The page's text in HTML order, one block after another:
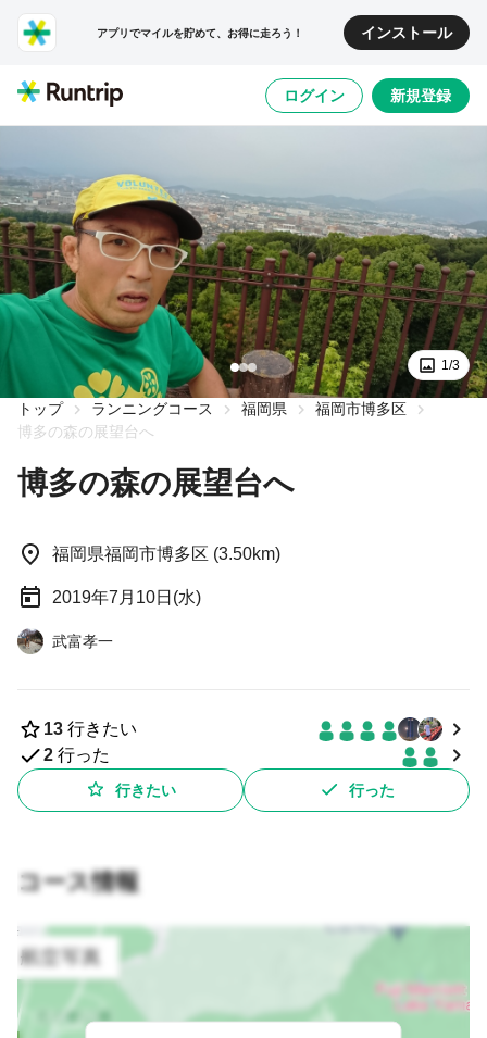
アプリでマイルを貯めて、お得に走ろう！ インストール
ログイン 新規登録
1/3
トップ ランニングコース 福岡県
福岡市博多区
博多の森の展望台へ
博多の森の展望台へ
福岡県福岡市博多区 (3.50km)
2019年7月10日(水)
武富孝一
13 行きたい
2 行った
行きたい 行った
コース情報